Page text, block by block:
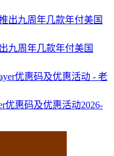
九周年几款年付美国
优惠码及优惠活动2026-